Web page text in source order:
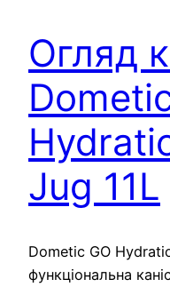
Огляд
Jug 11L
Dometic GO
функціональна